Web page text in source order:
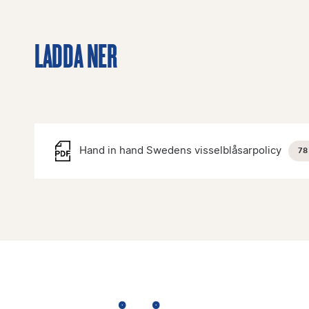
LADDA NER
Hand in hand Swedens visselblåsarpolicy 78